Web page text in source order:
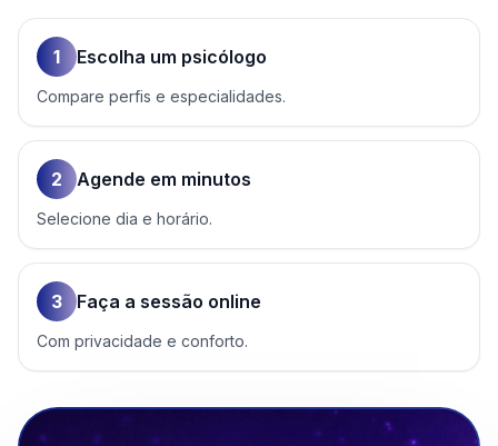
1 Escolha um psicólogo
Compare perfis e especialidades.
2 Agende em minutos
Selecione dia e horário.
3 Faça a sessão online
Com privacidade e conforto.